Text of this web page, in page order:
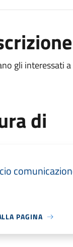
gli interessati
di
PAGINA